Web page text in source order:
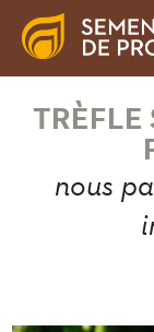
TRÈFLE
nous